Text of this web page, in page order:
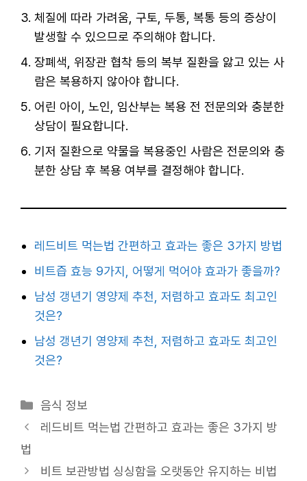
체질에 따라 가려움, 구토, 두통, 복통 등의 증상이
발생할 수 있으므로 주의해야 합니다.
장폐색, 위장관 협착 등의 복부 질환을 앓고 있는 사
람은 복용하지 않아야 합니다.
어린 아이, 노인, 임산부는 복용 전 전문의와 충분한
상담이 필요합니다.
기저 질환으로 약물을 복용중인 사람은 전문의와 충
분한 상담 후 복용 여부를 결정해야 합니다.
레드비트 먹는법 간편하고 효과는 좋은 3가지 방법
비트즙 효능 9가지, 어떻게 먹어야 효과가 좋을까?
남성 갱년기 영양제 추천, 저렴하고 효과도 최고인
것은?
남성 갱년기 영양제 추천, 저렴하고 효과도 최고인
것은?
카
테
리
음식 정보
레드비트 먹는법 간편하고 효과는 좋은 3가지 방
법
비트 보관방법 싱싱함을 오랫동안 유지하는 비법